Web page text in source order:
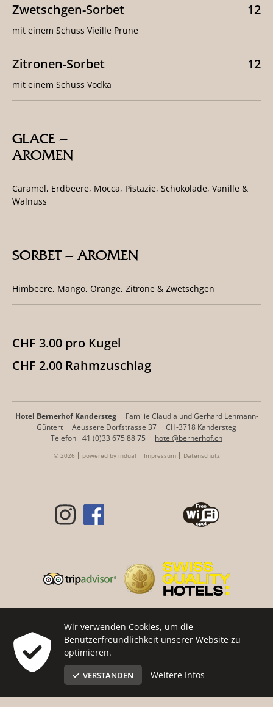
Zwetschgen-Sorbet
mit einem Schuss Vieille Prune
12
Zitronen-Sorbet
mit einem Schuss Vodka
12
GLACE –
Caramel, Erdbeere, Mocca, Pistazie, Schokolade, Vanille &
Walnuss
SORBET – AROMEN
Himbeere, Mango, Orange, Zitrone & Zwetschgen
CHF 3.00 pro Kugel
CHF 2.00 Rahmzuschlag
Hotel Bernerhof Kandersteg
Familie Claudia und Gerhard Lehmann-
Güntert
Aeussere Dorfstrasse 37
CH-3718 Kandersteg
Telefon +41 (0)33 675 88 75
hotel@bernerhof.ch
© 2026 powered by indual Impressum Datenschutz
Wir verwenden Cookies, um die
Benutzerfreundlichkeit unserer Website zu
optimieren.
VERSTANDEN Weitere Infos